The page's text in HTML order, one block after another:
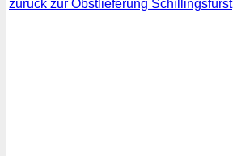
zurück zur Obstlieferung Schillingsfürst